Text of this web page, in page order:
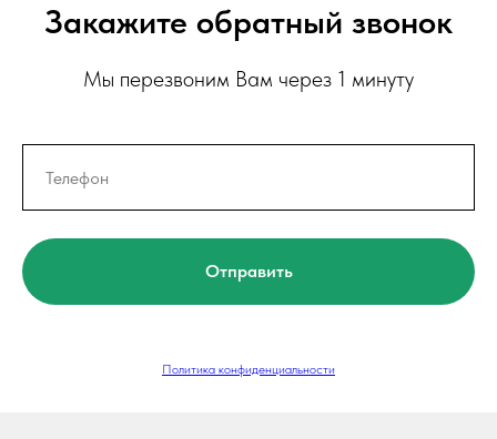
Закажите обратный звонок
Мы перезвоним Вам через 1 минуту
Отправить
Политика конфиденциальности